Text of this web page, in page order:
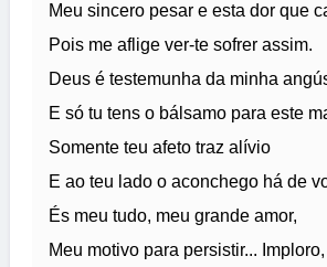
Meu sincero pesar e esta dor que
Pois me aflige ver-te sofrer assim.
Deus é testemunha da minha
E só tu tens o bálsamo para este
Somente teu afeto traz alívio
E ao teu lado o aconchego há de
És meu tudo, meu grande amor,
Meu motivo para persistir...